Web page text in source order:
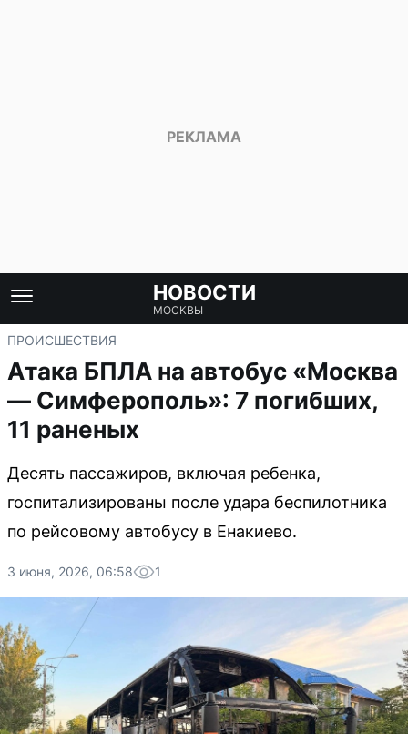
НОВОСТИ
МОСКВЫ
ПРОИСШЕСТВИЯ
Атака БПЛА на автобус «Москва
— Симферополь»: 7 погибших,
11 раненых
Десять пассажиров, включая ребенка,
госпитализированы после удара беспилотника
по рейсовому автобусу в Енакиево.
3 июня, 2026, 06:58 1